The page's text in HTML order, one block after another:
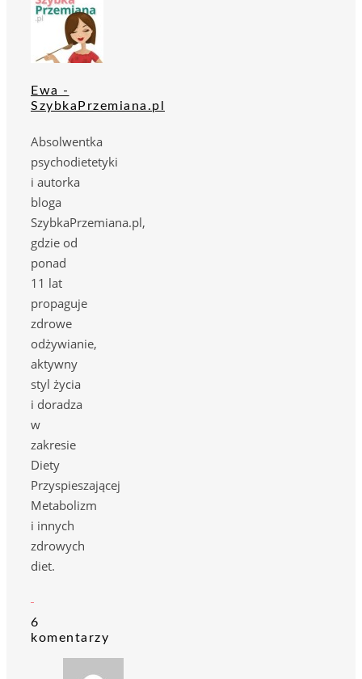
Ewa -
SzybkaPrzemiana.pl
Absolwentka
psychodietetyki
i autorka
bloga
SzybkaPrzemiana.pl,
gdzie od
ponad
11 lat
propaguje
zdrowe
odżywianie,
aktywny
styl życia
i doradza
w
zakresie
Diety
Przyspieszającej
Metabolizm
i innych
zdrowych
diet.
6
komentarzy